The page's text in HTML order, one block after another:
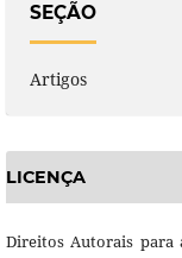
SEÇÃO
Artigos
LICENÇA
Direitos Autorais para